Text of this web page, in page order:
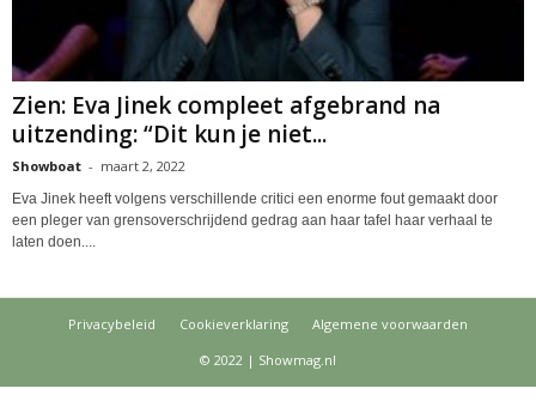
Zien: Eva Jinek compleet afgebrand na
uitzending: “Dit kun je niet...
Showboat - maart 2, 2022
Eva Jinek heeft volgens verschillende critici een enorme fout gemaakt door
een pleger van grensoverschrijdend gedrag aan haar tafel haar verhaal te
laten doen....
Privacybeleid Cookieverklaring
Algemene voorwaarden
© 2022 | Showmag.nl